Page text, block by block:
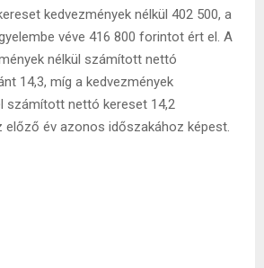
kedvezmények nélkül 402 500, a
véve 416 800 forintot ért el. A
nélkül számított nettó
14,3, míg a kedvezmények
számított nettó kereset 14,2
előző év azonos időszakához képest.